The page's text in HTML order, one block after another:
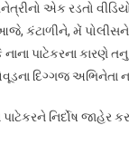
એક રડતો
કંટાળીને, મેં પોલીસને
પાટેકરના કારણે તનુ
દિગ્ગજ
નિર્દોષ જાહેર